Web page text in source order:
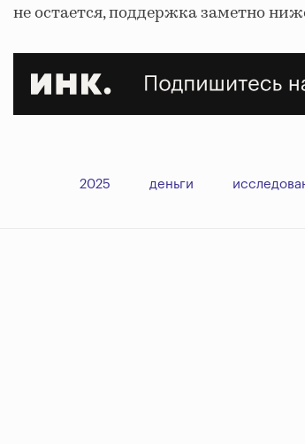
не остается, поддержка заметно
2025 деньги